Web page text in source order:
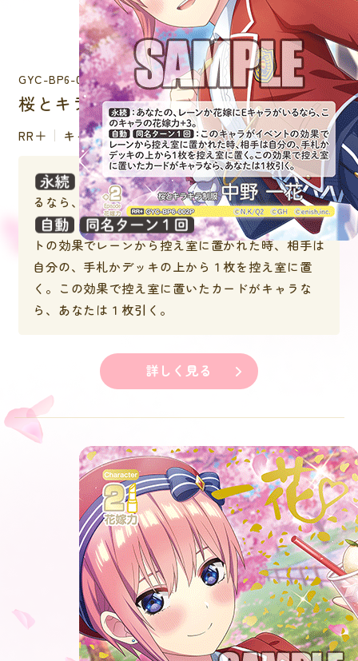
GYC-BP6-002P
桜とキラキラ制服 中野 一花
RR＋ キャラクター
：あなたの、レーンか花嫁にEキャラがい
るなら、このキャラの花嫁力＋３。
：このキャラがイベン
トの効果でレーンから控え室に置かれた時、相手は
自分の、手札かデッキの上から１枚を控え室に置
く。この効果で控え室に置いたカードがキャラな
ら、あなたは１枚引く。
詳しく見る